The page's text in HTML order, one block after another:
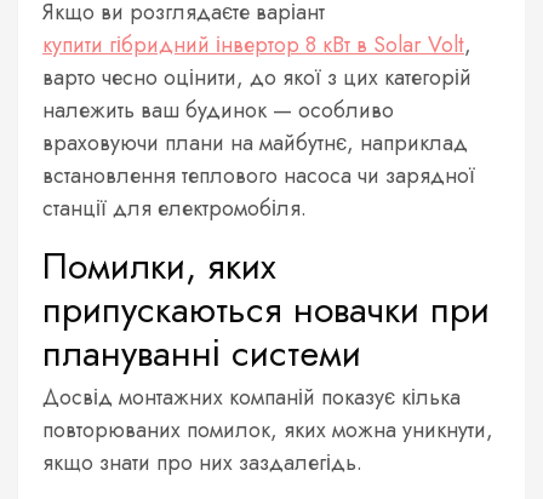
Якщо ви розглядаєте варіант
купити гібридний інвертор 8 кВт в Solar Volt,
варто чесно оцінити, до якої з цих категорій
належить ваш будинок — особливо
враховуючи плани на майбутнє, наприклад
встановлення теплового насоса чи зарядної
станції для електромобіля.
Помилки, яких
припускаються новачки при
плануванні системи
Досвід монтажних компаній показує кілька
повторюваних помилок, яких можна уникнути,
якщо знати про них заздалегідь.